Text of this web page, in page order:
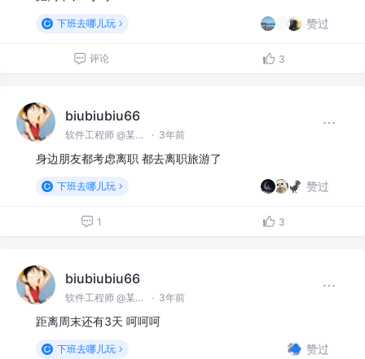
下班去哪儿玩 赞过
评论 3
biubiubiu66
软件工程师 @某某公司 · 3年前
身边朋友都考虑离职 都去离职旅游了
下班去哪儿玩 赞过
1 3
biubiubiu66
软件工程师 @某某公司 · 3年前
距离周末还有3天 呵呵呵
下班去哪儿玩 赞过